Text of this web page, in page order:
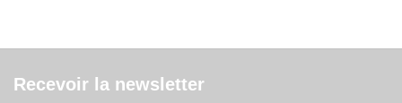
Recevoir la newsletter